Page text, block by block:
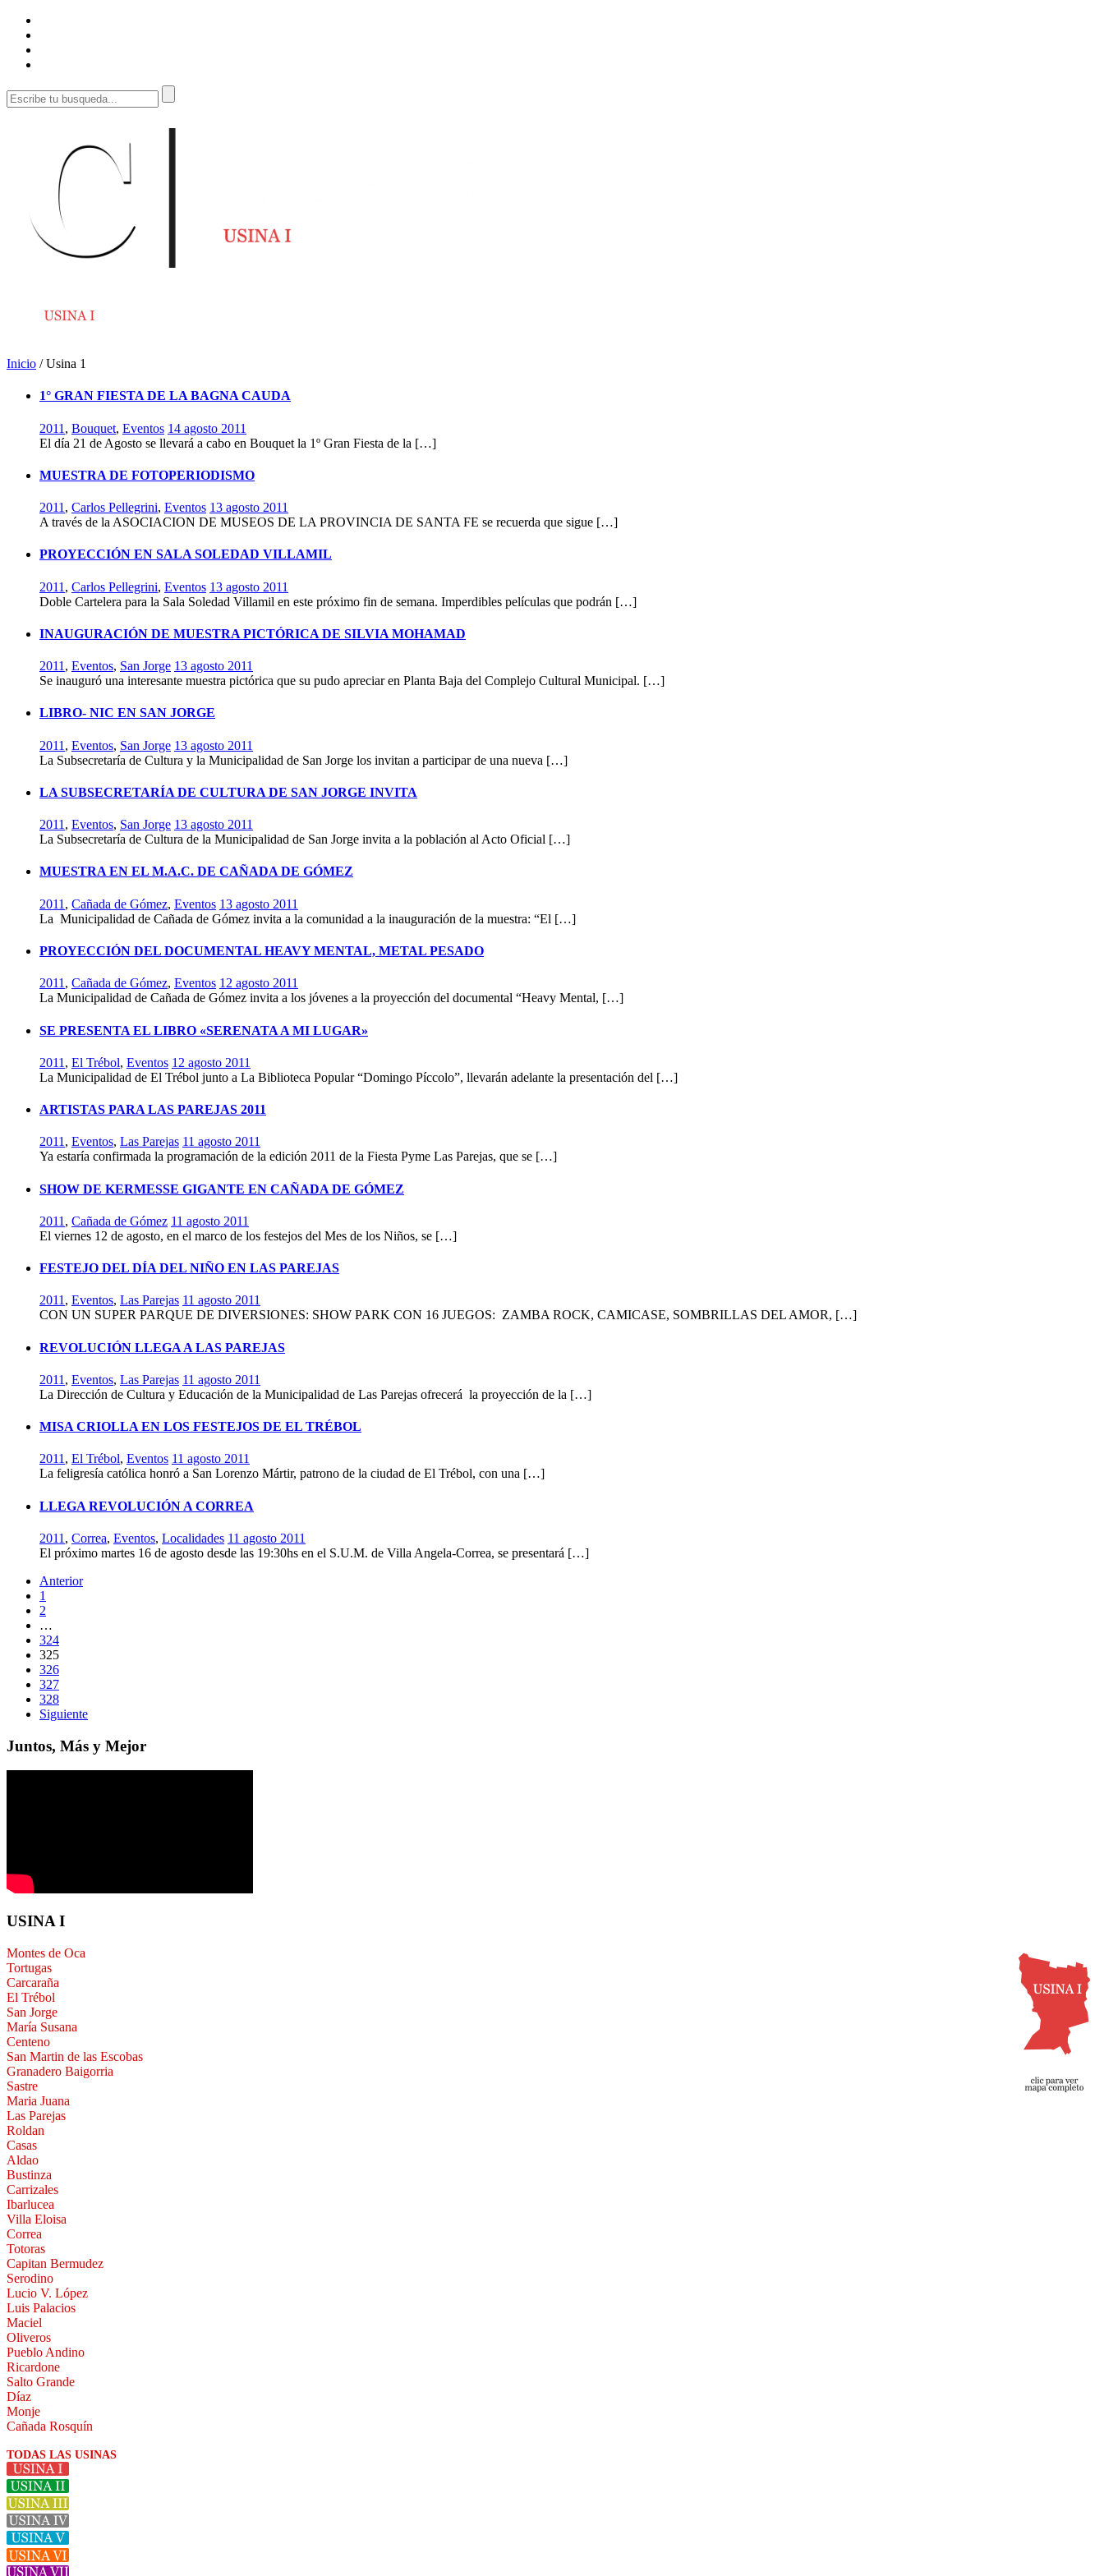
Inicio /Usina 1
1° GRAN FIESTA DE LA BAGNA CAUDA
2011 , Bouquet, Eventos 14 agosto 2011
El día 21 de Agosto se llevará a cabo en Bouquet la 1º Gran Fiesta de la […]
MUESTRA DE FOTOPERIODISMO
2011 , Carlos Pellegrini, Eventos 13 agosto 2011
A través de la ASOCIACION DE MUSEOS DE LA PROVINCIA DE SANTA FE se recuerda que sigue […]
PROYECCIÓN EN SALA SOLEDAD VILLAMIL
2011 , Carlos Pellegrini, Eventos 13 agosto 2011
Doble Cartelera para la Sala Soledad Villamil en este próximo fin de semana. Imperdibles películas que podrán […]
INAUGURACIÓN DE MUESTRA PICTÓRICA DE SILVIA MOHAMAD
2011 , Eventos, San Jorge 13 agosto 2011
Se inauguró una interesante muestra pictórica que su pudo apreciar en Planta Baja del Complejo Cultural Municipal. […]
LIBRO- NIC EN SAN JORGE
2011 , Eventos, San Jorge 13 agosto 2011
La Subsecretaría de Cultura y la Municipalidad de San Jorge los invitan a participar de una nueva […]
LA SUBSECRETARÍA DE CULTURA DE SAN JORGE INVITA
2011 , Eventos, San Jorge 13 agosto 2011
La Subsecretaría de Cultura de la Municipalidad de San Jorge invita a la población al Acto Oficial […]
MUESTRA EN EL M.A.C. DE CAÑADA DE GÓMEZ
2011 , Cañada de Gómez, Eventos 13 agosto 2011
La Municipalidad de Cañada de Gómez invita a la comunidad a la inauguración de la muestra: “El […]
PROYECCIÓN DEL DOCUMENTAL HEAVY MENTAL, METAL PESADO
2011 , Cañada de Gómez, Eventos 12 agosto 2011
La Municipalidad de Cañada de Gómez invita a los jóvenes a la proyección del documental “Heavy Mental, […]
SE PRESENTA EL LIBRO «SERENATA A MI LUGAR»
2011 , El Trébol, Eventos 12 agosto 2011
La Municipalidad de El Trébol junto a La Biblioteca Popular “Domingo Píccolo”, llevarán adelante la presentación del […]
ARTISTAS PARA LAS PAREJAS 2011
2011 , Eventos, Las Parejas 11 agosto 2011
Ya estaría confirmada la programación de la edición 2011 de la Fiesta Pyme Las Parejas, que se […]
SHOW DE KERMESSE GIGANTE EN CAÑADA DE GÓMEZ
2011 , Cañada de Gómez 11 agosto 2011
El viernes 12 de agosto, en el marco de los festejos del Mes de los Niños, se […]
FESTEJO DEL DÍA DEL NIÑO EN LAS PAREJAS
2011 , Eventos, Las Parejas 11 agosto 2011
CON UN SUPER PARQUE DE DIVERSIONES: SHOW PARK CON 16 JUEGOS: ZAMBA ROCK, CAMICASE, SOMBRILLAS DEL AMOR, […]
REVOLUCIÓN LLEGA A LAS PAREJAS
2011 , Eventos, Las Parejas 11 agosto 2011
La Dirección de Cultura y Educación de la Municipalidad de Las Parejas ofrecerá la proyección de la […]
MISA CRIOLLA EN LOS FESTEJOS DE EL TRÉBOL
2011, El Trébol, Eventos 11 agosto 2011
La feligresía católica honró a San Lorenzo Mártir, patrono de la ciudad de El Trébol, con una […]
LLEGA REVOLUCIÓN A CORREA
2011 , Correa, Eventos, Localidades 11 agosto 2011
El próximo martes 16 de agosto desde las 19:30hs en el S.U.M. de Villa Angela-Correa, se presentará […]
Anterior
1
2
…
324
325
326
327
328
Siguiente
Juntos, Más y Mejor
USINA I
Montes de Oca
Tortugas
Carcaraña
El Trébol
San Jorge
María Susana
Centeno
San Martin de las Escobas
Granadero Baigorria
Sastre
Maria Juana
Las Parejas
Roldan
Casas
Aldao
Bustinza
Carrizales
Ibarlucea
Villa Eloisa
Correa
Totoras
Capitan Bermudez
Serodino
Lucio V. López
Luis Palacios
Maciel
Oliveros
Pueblo Andino
Ricardone
Salto Grande
Díaz
Monje
Cañada Rosquín
TODAS LAS USINAS